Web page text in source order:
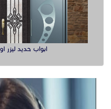
ابواب حديد ليزر